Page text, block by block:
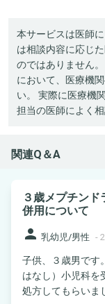
本サービスは医師
は相談内容に応じ
のではありません
において、医療機
い。 実際に医療機
担当の医師によく
関連Q＆A
３歳メプチン
併用について
person 乳幼児/男性 -
子供、３歳男です。 1週間ほど咳が続いており、（熱や鼻
はなし）小児科を
処方してもらいま